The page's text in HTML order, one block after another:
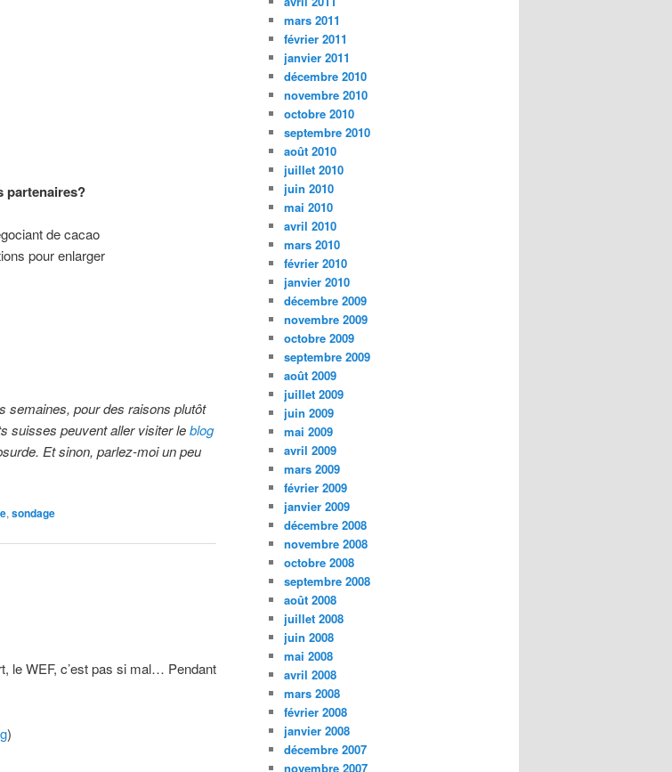
partenaires?
de cacao
pour enlarger
semaines, pour des raisons plutôt
suisses peuvent aller visiter leblog
Et sinon, parlez-moi un peu
,sondage
le WEF, c’est pas si mal… Pendant
)
mars 2011
février 2011
janvier 2011
décembre 2010
novembre 2010
octobre 2010
septembre 2010
août 2010
juillet 2010
juin 2010
mai 2010
avril 2010
mars 2010
février 2010
janvier 2010
décembre 2009
novembre 2009
octobre 2009
septembre 2009
août 2009
juillet 2009
juin 2009
mai 2009
avril 2009
mars 2009
février 2009
janvier 2009
décembre 2008
novembre 2008
octobre 2008
septembre 2008
août 2008
juillet 2008
juin 2008
mai 2008
avril 2008
mars 2008
février 2008
janvier 2008
décembre 2007
novembre 2007